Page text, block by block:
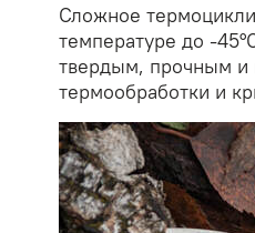
Сложное
температуре до -
твердым, прочным и
термообработки и